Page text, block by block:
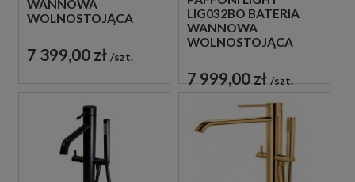
WANNOWA
WOLNOSTOJĄCA
7 399,00 zł szt.
LIG032BO BATERIA
WANNOWA
WOLNOSTOJĄCA
7 999,00 zł szt.